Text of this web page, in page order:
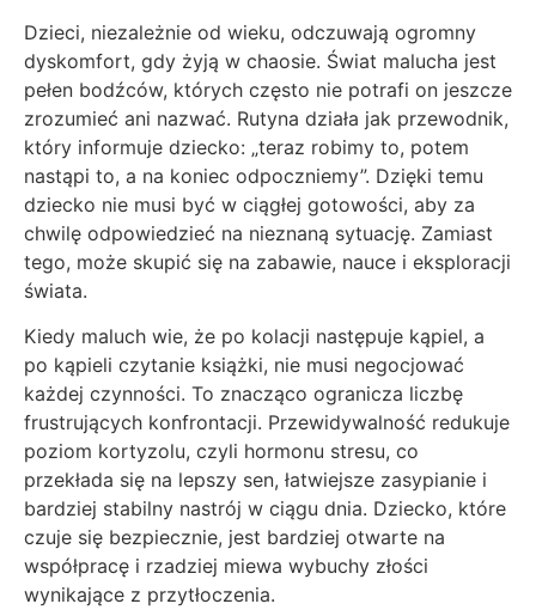
Dzieci, niezależnie od wieku, odczuwają ogromny
dyskomfort, gdy żyją w chaosie. Świat malucha jest
pełen bodźców, których często nie potrafi on jeszcze
zrozumieć ani nazwać. Rutyna działa jak przewodnik,
który informuje dziecko: „teraz robimy to, potem
nastąpi to, a na koniec odpoczniemy”. Dzięki temu
dziecko nie musi być w ciągłej gotowości, aby za
chwilę odpowiedzieć na nieznaną sytuację. Zamiast
tego, może skupić się na zabawie, nauce i eksploracji
świata.
Kiedy maluch wie, że po kolacji następuje kąpiel, a
po kąpieli czytanie książki, nie musi negocjować
każdej czynności. To znacząco ogranicza liczbę
frustrujących konfrontacji. Przewidywalność redukuje
poziom kortyzolu, czyli hormonu stresu, co
przekłada się na lepszy sen, łatwiejsze zasypianie i
bardziej stabilny nastrój w ciągu dnia. Dziecko, które
czuje się bezpiecznie, jest bardziej otwarte na
współpracę i rzadziej miewa wybuchy złości
wynikające z przytłoczenia.